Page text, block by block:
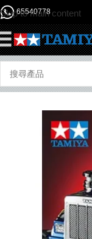
Skip to main content
65540778